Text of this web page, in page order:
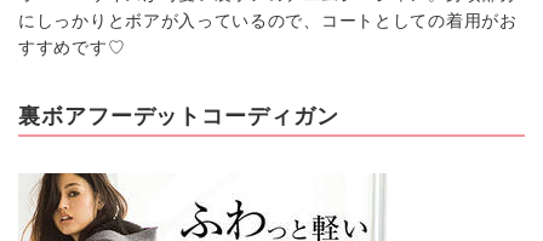
にしっかりとボアが入っているので、コートとしての着用がお
すすめです♡
裏ボアフーデットコーディガン